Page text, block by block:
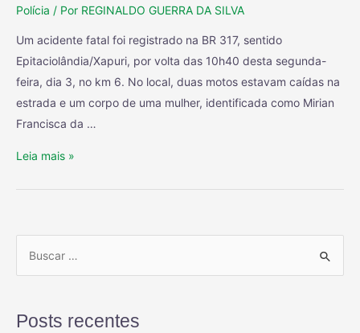
Polícia / Por REGINALDO GUERRA DA SILVA
Um acidente fatal foi registrado na BR 317, sentido
Epitaciolândia/Xapuri, por volta das 10h40 desta segunda-
feira, dia 3, no km 6. No local, duas motos estavam caídas na
estrada e um corpo de uma mulher, identificada como Mirian
Francisca da …
Leia mais »
Posts recentes